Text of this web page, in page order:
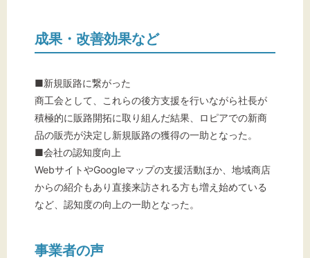
成果・改善効果など
■新規販路に繋がった
商工会として、これらの後方支援を行いながら社長が
積極的に販路開拓に取り組んだ結果、ロピアでの新商
品の販売が決定し新規販路の獲得の一助となった。
■会社の認知度向上
WebサイトやGoogleマップの支援活動ほか、地域商店
からの紹介もあり直接来訪される方も増え始めている
など、認知度の向上の一助となった。
事業者の声